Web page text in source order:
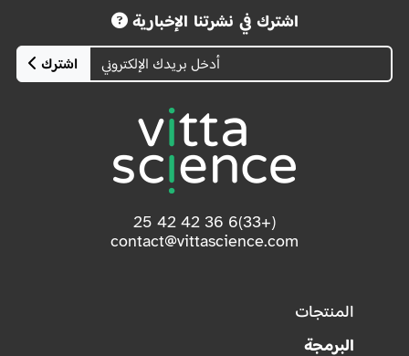
اشترك في نشرتنا الإخبارية
اشترك
(+33)6 36 42 42 25
contact@vittascience.com
المنتجات
البرمجة